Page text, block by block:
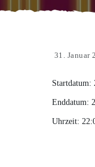
31. Januar
Startdatum:
Enddatum:
Uhrzeit: